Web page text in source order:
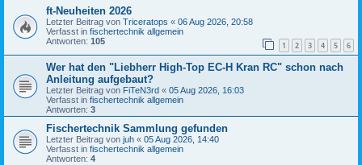
ft-Neuheiten 2026
Letzter Beitrag von Triceratops « 06 Aug 2026, 20:58
Verfasst in fischertechnik allgemein
Antworten: 105 1 2 3 4 5 6
Wer hat den "Liebherr High-Top EC-H Kran RC" schon nach
Anleitung aufgebaut?
Letzter Beitrag von FiTeN3rd « 05 Aug 2026, 16:03
Verfasst in fischertechnik allgemein
Antworten: 3
Fischertechnik Sammlung gefunden
Letzter Beitrag von juh « 05 Aug 2026, 14:40
Verfasst in fischertechnik allgemein
Antworten: 4